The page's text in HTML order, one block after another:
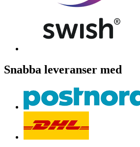
Snabba leveranser med